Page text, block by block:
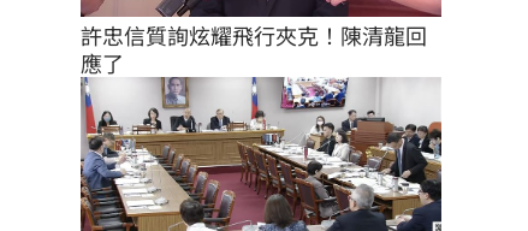
許忠信質詢炫耀飛行夾克！陳清龍回
應了